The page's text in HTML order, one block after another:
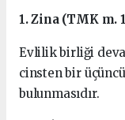
1. Zina (TMK m.
Evlilik birliği
cinsten bir
bulunmasıdır.